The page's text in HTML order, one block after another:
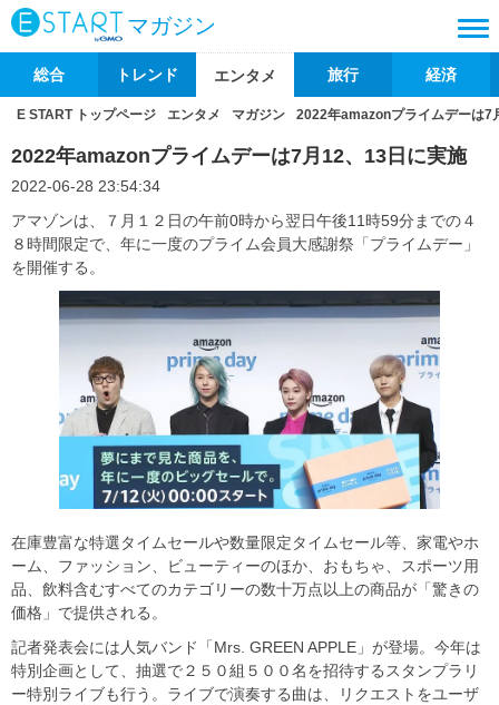
マガジン
総合 トレンド エンタメ 旅行 経済
E START トップページ エンタメ マガジン 2022年amazonプライムデーは7
2022年amazonプライムデーは7月12、13日に実施
2022-06-28 23:54:34
アマゾンは、７月１２日の午前0時から翌日午後11時59分までの４
８時間限定で、年に一度のプライム会員大感謝祭「プライムデー」
を開催する。
在庫豊富な特選タイムセールや数量限定タイムセール等、家電やホ
ーム、ファッション、ビューティーのほか、おもちゃ、スポーツ用
品、飲料含むすべてのカテゴリーの数十万点以上の商品が「驚きの
価格」で提供される。
記者発表会には人気バンド「Mrs. GREEN APPLE」が登場。今年は
特別企画として、抽選で２５０組５００名を招待するスタンプラリ
ー特別ライブも行う。ライブで演奏する曲は、リクエストをユーザ